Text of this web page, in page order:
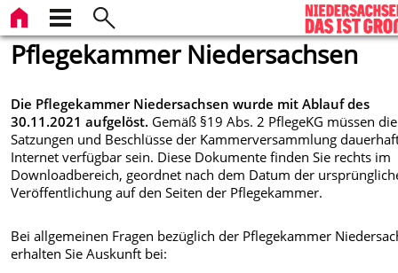
Pflegekammer Niedersachsen
Die Pflegekammer Niedersachsen wurde mit Ablauf des
30.11.2021 aufgelöst. Gemäß §19 Abs. 2 PflegeKG müssen die
Satzungen und Beschlüsse der Kammerversammlung
Internet verfügbar sein. Diese Dokumente finden Sie rechts im
Downloadbereich, geordnet nach dem Datum der
Veröffentlichung auf den Seiten der Pflegekammer.
Bei allgemeinen Fragen bezüglich der Pflegekammer
erhalten Sie Auskunft bei: